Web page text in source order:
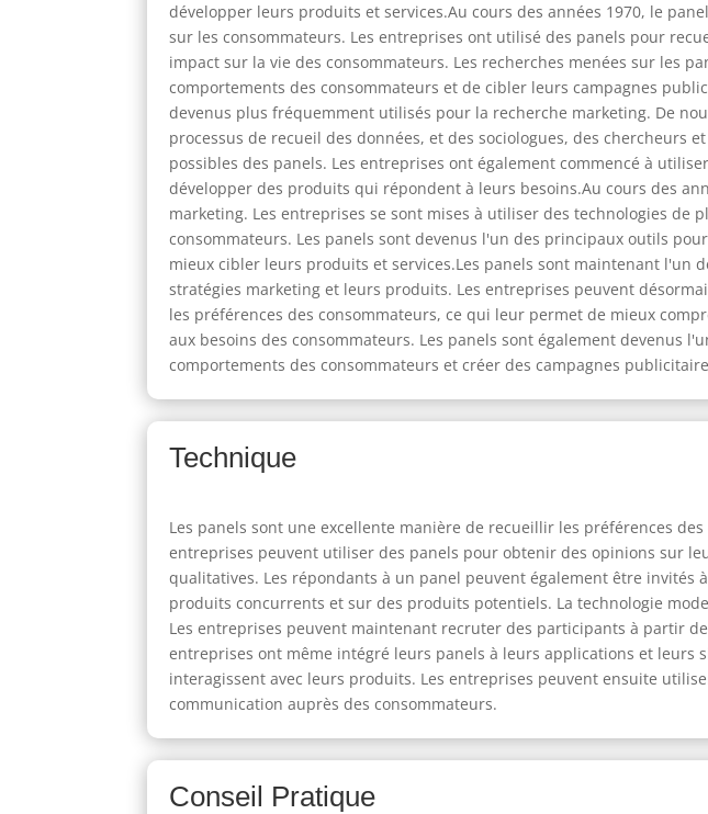
développer leurs produits et services.Au cours des années 1970, le
sur les consommateurs. Les entreprises ont utilisé des panels pour
impact sur la vie des consommateurs. Les recherches menées sur les
comportements des consommateurs et de cibler leurs campagnes
devenus plus fréquemment utilisés pour la recherche marketing. De
processus de recueil des données, et des sociologues, des chercheurs
possibles des panels. Les entreprises ont également commencé à
développer des produits qui répondent à leurs besoins.Au cours des
marketing. Les entreprises se sont mises à utiliser des technologies
consommateurs. Les panels sont devenus l'un des principaux outils
mieux cibler leurs produits et services.Les panels sont maintenant
stratégies marketing et leurs produits. Les entreprises peuvent
les préférences des consommateurs, ce qui leur permet de mieux
aux besoins des consommateurs. Les panels sont également devenus
comportements des consommateurs et créer des campagnes
Technique
Les panels sont une excellente manière de recueillir les préférences
entreprises peuvent utiliser des panels pour obtenir des opinions sur
qualitatives. Les répondants à un panel peuvent également être
produits concurrents et sur des produits potentiels. La technologie
Les entreprises peuvent maintenant recruter des participants à partir
entreprises ont même intégré leurs panels à leurs applications et
interagissent avec leurs produits. Les entreprises peuvent ensuite
communication auprès des consommateurs.
Conseil Pratique